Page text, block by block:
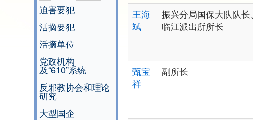
迫害要犯
活摘要犯
活摘单位
党政机构
及“610”系统
反邪教协会和理论
研究
大型国企
王海
斌
振兴分局国保大队队长、
临江派出所所长
甄宝
祥
副所长